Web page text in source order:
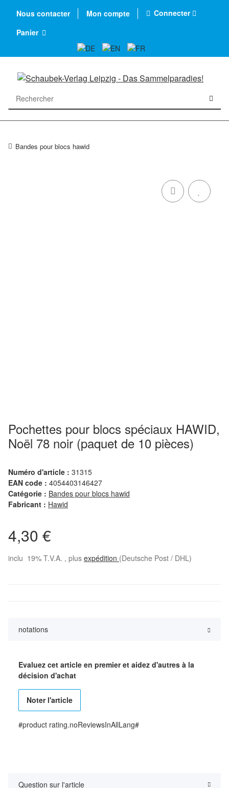
Nous contacter Mon compte
Connecter
Panier
Bandes pour blocs hawid
Pochettes pour blocs spéciaux HAWID,
Noël 78 noir (paquet de 10 pièces)
Numéro d'article : 31315
EAN code : 4054403146427
Catégorie : Bandes pour blocs hawid
Fabricant : Hawid
4,30 €
inclu 19% T.V.A. , plus expédition (Deutsche Post / DHL)
notations
Evaluez cet article en premier et aidez d'autres à la
décision d'achat
Noter l'article
#product rating.noReviewsInAllLang#
Question sur l'article